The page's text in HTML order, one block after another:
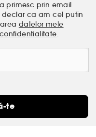
primesc prin email
declar ca am cel putin
datelor mele
.
te